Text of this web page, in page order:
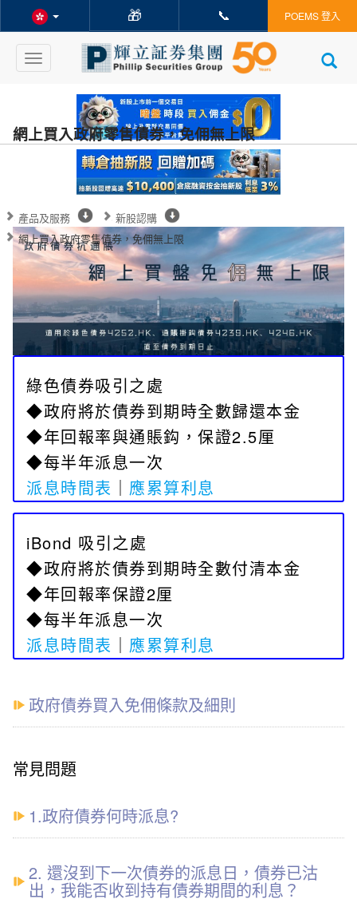
🎁 📞 POEMS 登入
Toggle
navigation
產品及服務
新股認購
網上買入政府零售債券，免佣無上限
網上買入政府零售債券，免佣無上限
綠色債券吸引之處
◆政府將於債券到期時全數歸還本金
◆年回報率與通賬鈎，保證2.5厘
◆每半年派息一次
派息時間表 ｜ 應累算利息
iBond 吸引之處
◆政府將於債券到期時全數付清本金
◆年回報率保證2厘
◆每半年派息一次
派息時間表 ｜ 應累算利息
政府債券買入免佣條款及細則
常見問題
1.政府債券何時派息?
2. 還沒到下一次債券的派息日，債券已沽
出，我能否收到持有債券期間的利息？